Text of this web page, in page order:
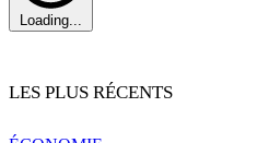
Loading...
LES PLUS RÉCENTS